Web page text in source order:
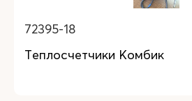
72395-18
Теплосчетчики Комбик